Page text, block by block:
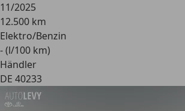
11/2025
12.500 km
Elektro/Benzin
- (l/100 km)
Händler
DE 40233